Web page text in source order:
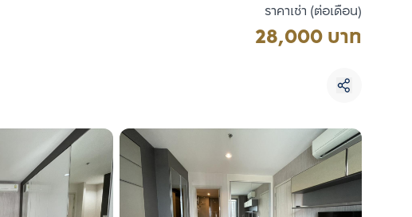
ราคาเช่า (ต่อเดือน)
28,000 บาท
บเทียบ
3
เลือกยูนิตเพื่อเปรียบเทียบ
เลือกได้สูงสุด 3 รายการ
เปรียบเทียบ
ลบทั้งหมด